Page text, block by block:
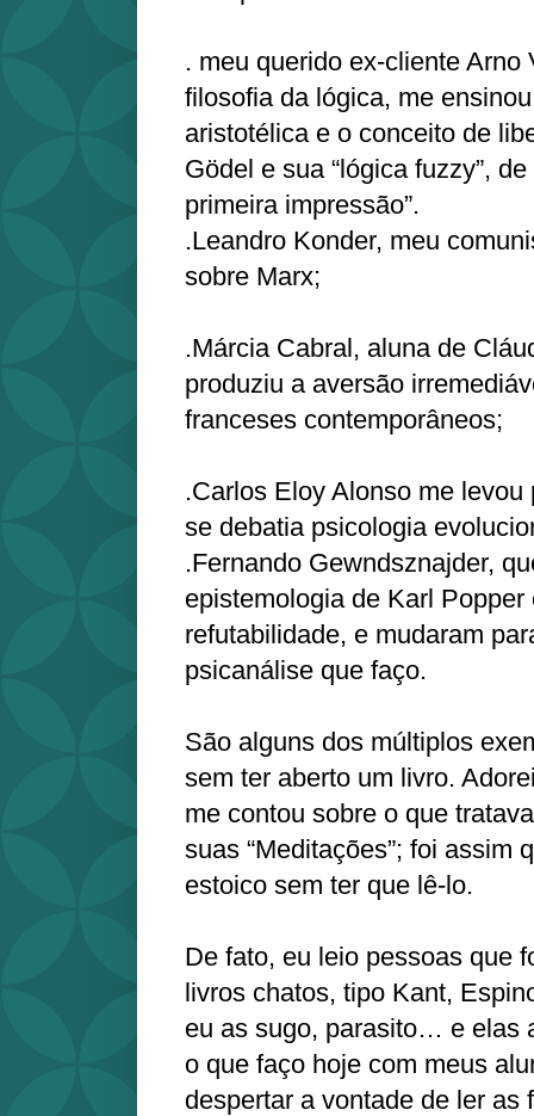
. meu querido ex-cliente Arno
filosofia da lógica, me
aristotélica e o conceito de
Gödel e sua “lógica fuzzy”,
primeira impressão”.
.Leandro Konder, meu
sobre Marx;
.Márcia Cabral, aluna de
produziu a aversão
franceses contemporâneos;
.Carlos Eloy Alonso me
se debatia psicologia
.Fernando Gewndsznajder,
epistemologia de Karl
refutabilidade, e mudaram
psicanálise que faço.
São alguns dos múltiplos
sem ter aberto um livro.
me contou sobre o que
suas “Meditações”; foi assim
estoico sem ter que lê-lo.
De fato, eu leio pessoas que
livros chatos, tipo Kant,
eu as sugo, parasito… e elas
o que faço hoje com meus
despertar a vontade de ler as